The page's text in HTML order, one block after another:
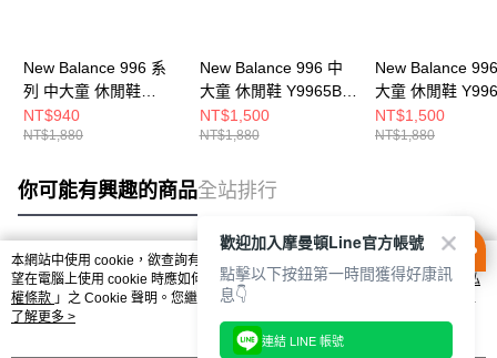
New Balance 996 系
列 中大童 休閒鞋
YV996PA3-W
NT$940
NT$1,880
New Balance 996 中
大童 休閒鞋 Y9965B0-
W
NT$1,500
NT$1,880
New Balance
大童 休閒鞋
W
NT$1,500
NT$1,880
你可能有興趣的商品全站排行
熱門標籤
本網站中使用 cookie，欲查詢有關本網站使用 cookie 方式之詳情，及若您不希
望在電腦上使用 cookie 時應如何變更電腦的 cookie 設定，請參閱本網站「
隱私
權條款 」之 Cookie 聲明。您繼續使用本網站即表示您同意本公司得按本網站使
用條款之 Cookie 聲明使用 cookie。
了解更多 >
歡迎加入摩曼頓Line官方帳號
點擊以下按鈕第一時間獲得好康訊
息👇
連結 LINE 帳號